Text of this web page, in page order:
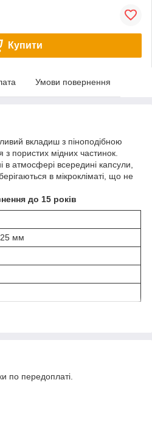
Купити
Умови повернення
вкладиш з піноподібною
пористих мідних частинок.
в атмосфері всередині капсули,
в мікрокліматі, що не
до 15 років
мм
по передоплаті.